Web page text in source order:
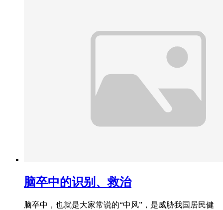
脑卒中的识别、救治
脑卒中，也就是大家常说的“中风”，是威胁我国居民健